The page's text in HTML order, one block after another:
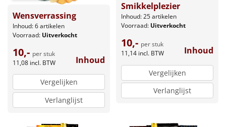
Wensverrassing
Inhoud: 6 artikelen
Voorraad: Uitverkocht
10,- per stuk
11,08 incl. BTW Inhoud
Vergelijken
Verlanglijst
Smikkelplezier
Inhoud: 25 artikelen
Voorraad: Uitverkocht
10,- per stuk
11,14 incl. BTW Inhoud
Vergelijken
Verlanglijst